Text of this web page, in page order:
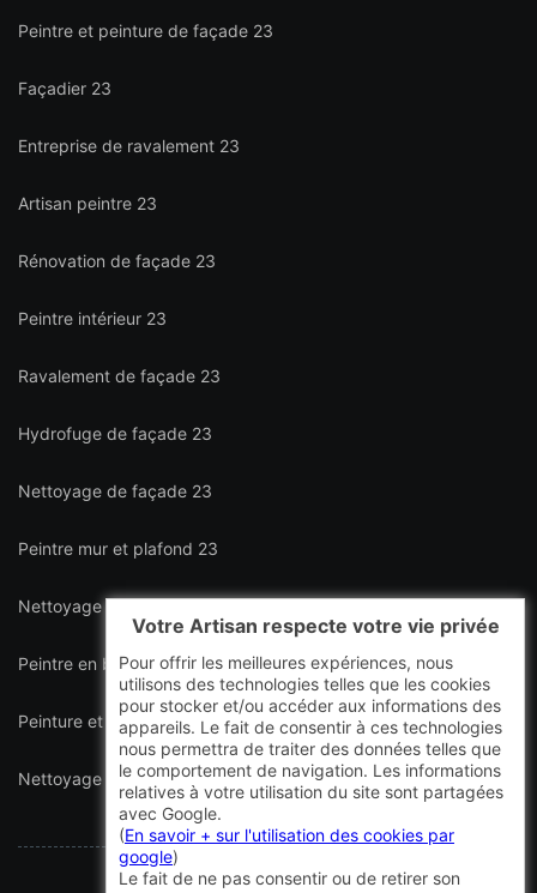
Peintre et peinture de façade 23
Façadier 23
Entreprise de ravalement 23
Artisan peintre 23
Rénovation de façade 23
Peintre intérieur 23
Ravalement de façade 23
Hydrofuge de façade 23
Nettoyage de façade 23
Peintre mur et plafond 23
Nettoyage de terrasse 23
Peintre en bâtiment intérieur et extérieur 23
Peinture et décapage de volet 23
Nettoyage de toiture 23
Votre Artisan respecte votre vie privée
Pour offrir les meilleures expériences, nous
utilisons des technologies telles que les cookies
pour stocker et/ou accéder aux informations des
appareils. Le fait de consentir à ces technologies
nous permettra de traiter des données telles que
le comportement de navigation. Les informations
relatives à votre utilisation du site sont partagées
avec Google.
(En savoir + sur l'utilisation des cookies par
google)
Le fait de ne pas consentir ou de retirer son